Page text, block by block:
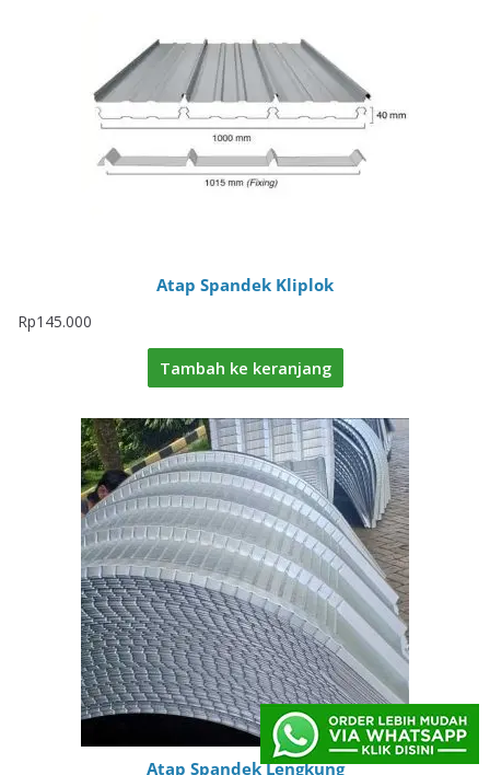
Atap Spandek Kliplok
Rp145.000
Tambah ke keranjang
Atap Spandek Lengkung